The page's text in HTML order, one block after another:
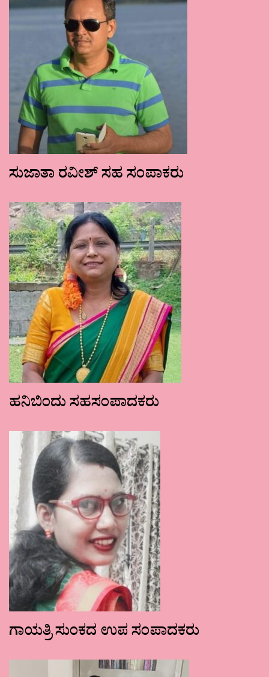
ಸುಜಾತಾ ರವೀಶ್ ಸಹ ಸಂಪಾಕರು
ಹನಿಬಿಂದು ಸಹಸಂಪಾದಕರು
ಗಾಯತ್ರಿ ಸುಂಕದ ಉಪ ಸಂಪಾದಕರು